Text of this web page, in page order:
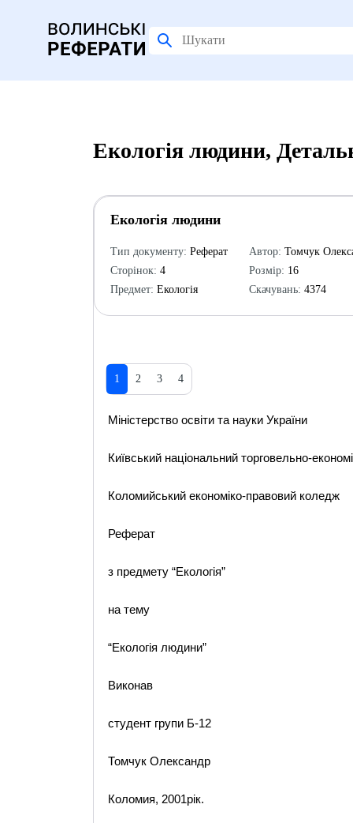
Екологія людини,
Екологія людини
Тип документу: Реферат
Сторінок: 4
Предмет: Екологія
Автор: Томчук
Розмір: 16
Скачувань: 4374
1 2 3 4
Міністерство освіти та науки України
Київський національний торговельно-
Коломийський економіко-правовий коледж
Реферат
з предмету “Екологія”
на тему
“Екологія людини”
Виконав
студент групи Б-12
Томчук Олександр
Коломия, 2001рік.